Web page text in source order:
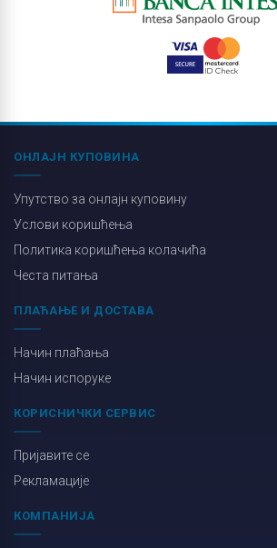
ОНЛАЈН КУПОВИНА
Упутство за онлајн куповину
Услови коришћења
Политика коришћења колачића
Честа питања
ПЛАЋАЊЕ И ДОСТАВА
Начин плаћања
Начин испоруке
КОРИСНИЧКИ СЕРВИС
Пријавите се
Рекламације
КОМПАНИЈА